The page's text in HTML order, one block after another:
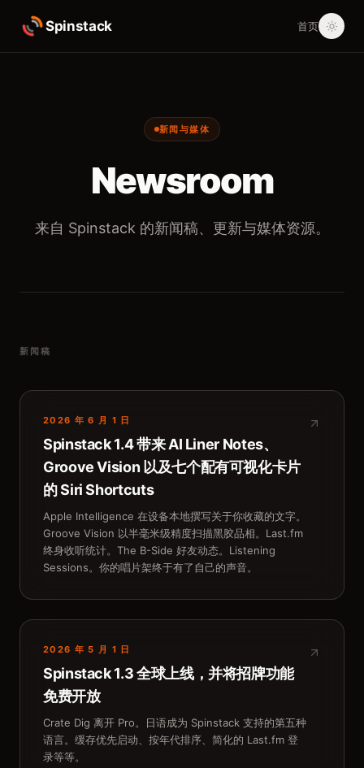
Spinstack 首页
新闻与媒体
Newsroom
来自 Spinstack 的新闻稿、更新与媒体资源。
新闻稿
2026 年 6 月 1 日
Spinstack 1.4 带来 AI Liner Notes、
Groove Vision 以及七个配有可视化卡片
的 Siri Shortcuts
Apple Intelligence 在设备本地撰写关于你收藏的文字。
Groove Vision 以半毫米级精度扫描黑胶品相。Last.fm
终身收听统计。The B-Side 好友动态。Listening
Sessions。你的唱片架终于有了自己的声音。
2026 年 5 月 1 日
Spinstack 1.3 全球上线，并将招牌功能
免费开放
Crate Dig 离开 Pro。日语成为 Spinstack 支持的第五种
语言。缓存优先启动、按年代排序、简化的 Last.fm 登
录等等。